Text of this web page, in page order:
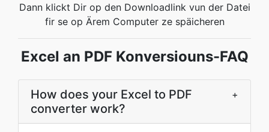
Dann klickt Dir op den Downloadlink vun der Datei
fir se op Ärem Computer ze späicheren
Excel an PDF Konversiouns-FAQ
How does your Excel to PDF
converter work?
+